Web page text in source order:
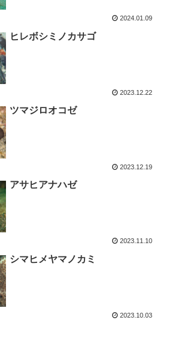
2024.01.09
ヒレボシミノカサゴ
2023.12.22
ツマジロオコゼ
2023.12.19
アサヒアナハゼ
2023.11.10
シマヒメヤマノカミ
2023.10.03